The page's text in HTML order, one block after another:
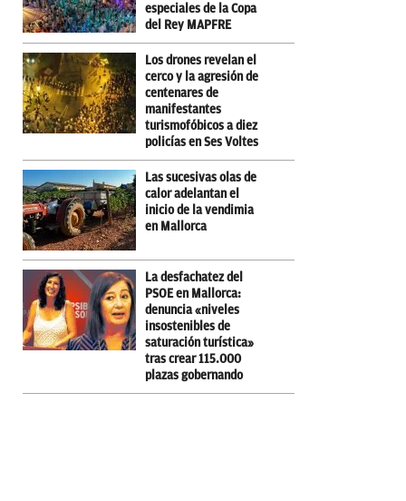
especiales de la Copa
del Rey MAPFRE
Los drones revelan el
cerco y la agresión de
centenares de
manifestantes
turismofóbicos a diez
policías en Ses Voltes
Las sucesivas olas de
calor adelantan el
inicio de la vendimia
en Mallorca
La desfachatez del
PSOE en Mallorca:
denuncia «niveles
insostenibles de
saturación turística»
tras crear 115.000
plazas gobernando